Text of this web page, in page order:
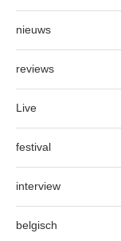
nieuws
reviews
Live
festival
interview
belgisch